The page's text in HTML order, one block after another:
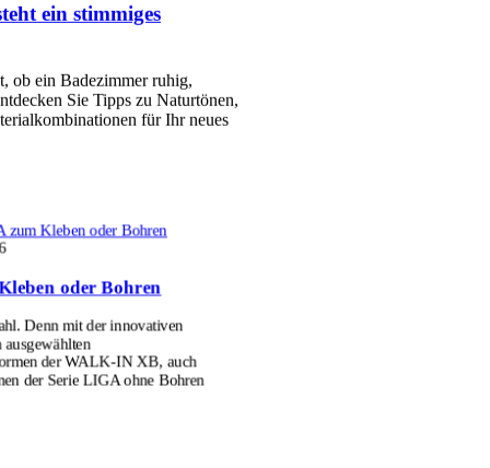
ein stimmiges
ob ein Badezimmer ruhig,
Sie Tipps zu Naturtönen,
für Ihr neues
zum Kleben oder Bohren
oder Bohren
Denn mit der innovativen
der WALK-IN XB, auch
der Serie LIGA ohne Bohren